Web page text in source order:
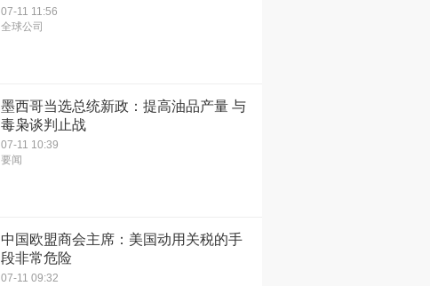
07-11 11:56
全球公司
墨西哥当选总统新政：提高油品产量 与
毒枭谈判止战
07-11 10:39
要闻
中国欧盟商会主席：美国动用关税的手
段非常危险
07-11 09:32